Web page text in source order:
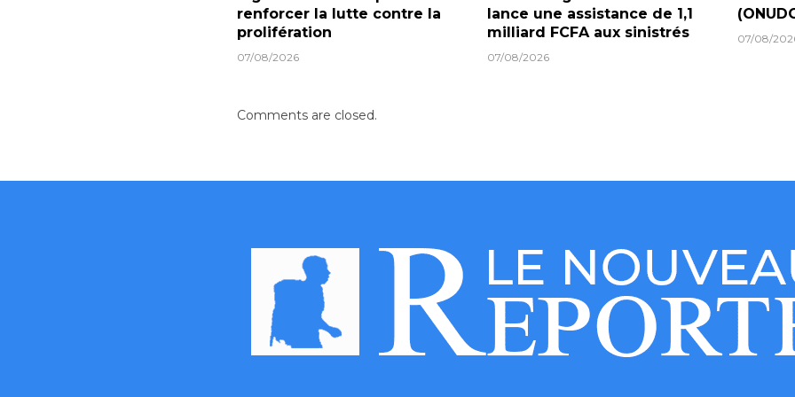
renforcer la lutte contre la
prolifération
07/08/2026
lance une assistance de 1,1
milliard FCFA aux sinistrés
07/08/2026
07/08/
Comments are closed.